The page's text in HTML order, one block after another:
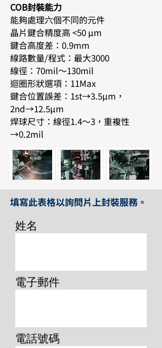
COB封裝能力
能夠處理六個不同的元件
晶片鍵合精度高 <50 µm
鍵合高度差：0.9mm
線路數量/程式：最大3000
線徑：70mil〜130mil
迴圈形狀選項：11Max
鍵合位置誤差：1st→3.5µm，
2nd→12.5µm
焊球尺寸：線徑1.4〜3，重複性
→0.2mil
填寫此表格以詢問片上封裝服務。
姓名
電子郵件
電話號碼